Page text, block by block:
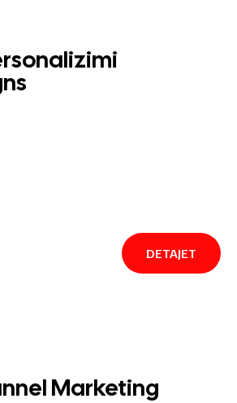
DETAJET
Marketing